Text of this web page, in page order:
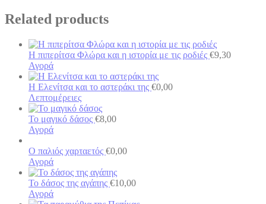
Related products
Η πιπερίτσα Φλώρα και η ιστορία με τις ροδιές €9,30
Αγορά
Η Ελενίτσα και το αστεράκι της €0,00
Λεπτομέρειες
Το μαγικό δάσος €8,00
Αγορά
Ο παλιός χαρταετός €0,00
Αγορά
Το δάσος της αγάπης €10,00
Αγορά